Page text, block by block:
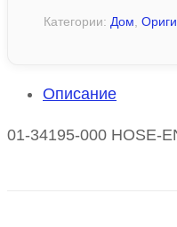
Категории: Дом,
Описание
01-34195-000 HOSE-